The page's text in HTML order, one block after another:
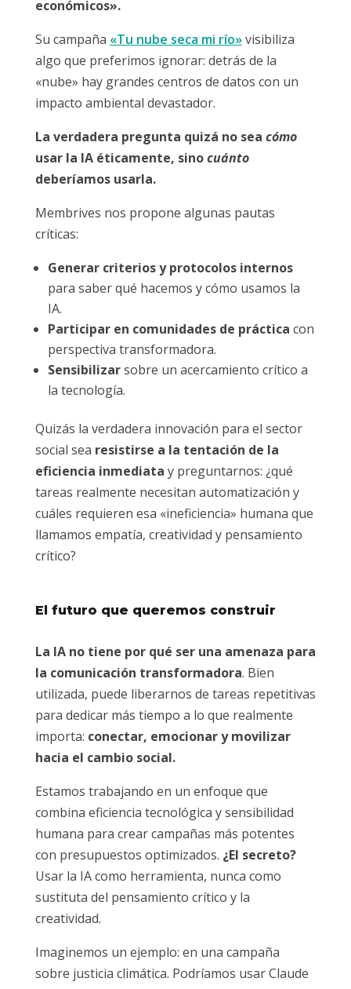
económicos».
Su campaña «Tu nube seca mi río»visibiliza
algo que preferimos ignorar: detrás de la
«nube» hay grandes centros de datos con un
impacto ambiental devastador.
La verdadera pregunta quizá no sea cómo
usar la IA éticamente, sinocuánto
deberíamos usarla.
Membrives nos propone algunas pautas
críticas:
Generar criterios y protocolos internos
para saber qué hacemos y cómo usamos la
IA.
Participar en comunidades de práctica con
perspectiva transformadora.
Sensibilizarsobre un acercamiento crítico a
la tecnología.
Quizás la verdadera innovación para el sector
social sea resistirse a la tentación de la
eficiencia inmediata y preguntarnos: ¿qué
tareas realmente necesitan automatización y
cuáles requieren esa «ineficiencia» humana que
llamamos empatía, creatividad y pensamiento
crítico?
El futuro que queremos construir
La IA no tiene por qué ser una amenaza para
la comunicación transformadora. Bien
utilizada, puede liberarnos de tareas repetitivas
para dedicar más tiempo a lo que realmente
importa: conectar, emocionar y movilizar
hacia el cambio social.
Estamos trabajando en un enfoque que
combina eficiencia tecnológica y sensibilidad
humana para crear campañas más potentes
con presupuestos optimizados. ¿El secreto?
Usar la IA como herramienta, nunca como
sustituta del pensamiento crítico y la
creatividad.
Imaginemos un ejemplo: en una campaña
sobre justicia climática. Podríamos usar Claude